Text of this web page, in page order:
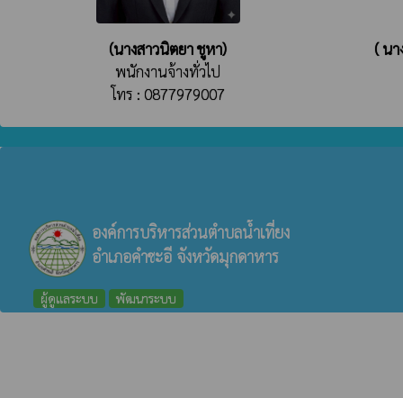
(นางสาวนิตยา ชูหา)
พนักงานจ้างทั่วไป
โทร : 0877979007
( น
องค์การบริหารส่วนตำบลน้ำเที่ยง
อำเภอคำชะอี จังหวัดมุกดาหาร
ผู้ดูแลระบบ พัฒนาระบบ